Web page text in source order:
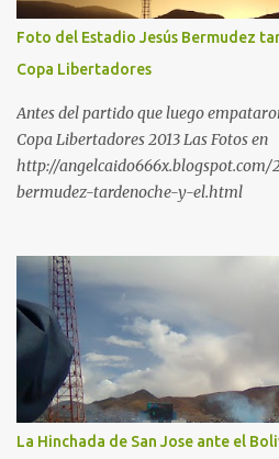
Foto del Estadio Jesús Bermudez
Copa Libertadores
Antes del partido que luego
Copa Libertadores 2013 Las Fotos en
http://
bermudez-tardenoche-y-el.html
La Hinchada de San Jose ante el